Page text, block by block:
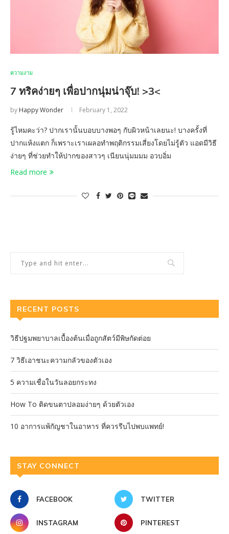
ความงาม
7 ทริคง่ายๆ เพื่อปากนุ่มน่าจุ๊บ! >3<
by Happy Wonder February 1, 2022
รู้ไหมคะว่า? ปากเรานั้นบอบบางพอๆ กับผิวหน้าเลยนะ! บางครั้งที่
ปากแห้งแตก ก็เพราะเราเผลอทำพฤติกรรมเสี่ยงโดยไม่รู้ตัว แอดมีวิธี
ง่ายๆ ที่ช่วยทำให้ปากของสาวๆ เนียนนุ่มมมม อวบอิ่ม
Read more
RECENT POSTS
วิธีปฐมพยาบาลเบื้องต้นเมื่อถูกสัตว์มีพิษกัดต่อย
7 วิธีเอาชนะความกลัวของตัวเอง
5 ความเชื่อในวันลอยกระทง
How To ติดขนตาปลอมง่ายๆ ด้วยตัวเอง
10 อาการแพ้กัญชาในอาหาร ที่ควรรีบไปพบแพทย์!
STAY CONNECT
FACEBOOK TWITTER
INSTAGRAM PINTEREST